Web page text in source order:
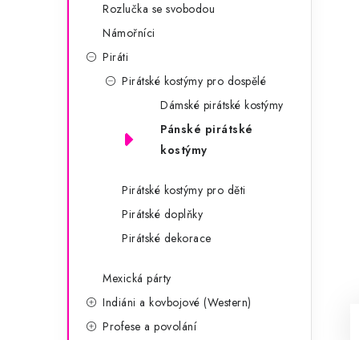
Rozlučka se svobodou
Námořníci
Piráti
Pirátské kostýmy pro dospělé
Dámské pirátské kostýmy
Pánské pirátské
kostýmy
Pirátské kostýmy pro děti
Pirátské doplňky
Pirátské dekorace
Mexická párty
Indiáni a kovbojové (Western)
Profese a povolání